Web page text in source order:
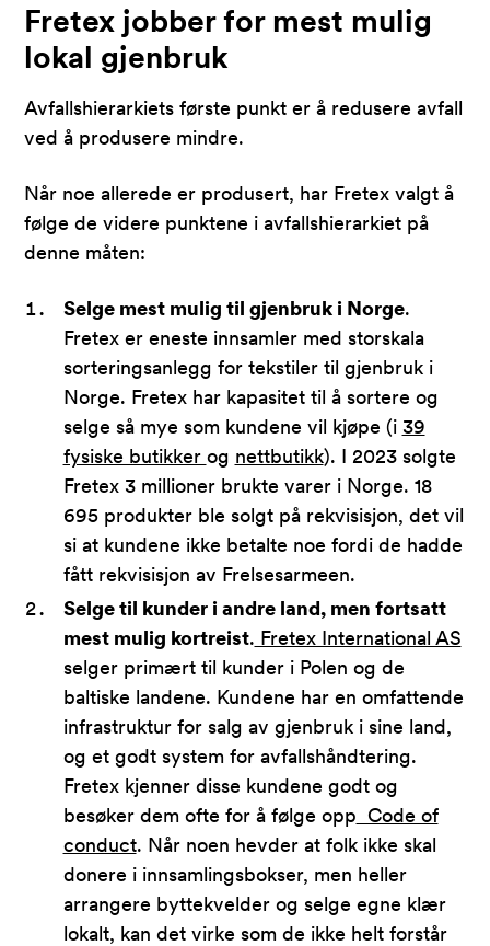
Fretex jobber for mest mulig
lokal gjenbruk
Avfallshierarkiets første punkt er å redusere avfall
ved å produsere mindre.
Når noe allerede er produsert, har Fretex valgt å
følge de videre punktene i avfallshierarkiet på
denne måten:
Selge mest mulig til gjenbruk i Norge.
Fretex er eneste innsamler med storskala
sorteringsanlegg for tekstiler til gjenbruk i
Norge. Fretex har kapasitet til å sortere og
selge så mye som kundene vil kjøpe (i 39
fysiske butikker og nettbutikk). I 2023 solgte
Fretex 3 millioner brukte varer i Norge. 18
695 produkter ble solgt på rekvisisjon, det vil
si at kundene ikke betalte noe fordi de hadde
fått rekvisisjon av Frelsesarmeen.
Selge til kunder i andre land, men fortsatt
mest mulig kortreist. Fretex International AS
selger primært til kunder i Polen og de
baltiske landene. Kundene har en omfattende
infrastruktur for salg av gjenbruk i sine land,
og et godt system for avfallshåndtering.
Fretex kjenner disse kundene godt og
besøker dem ofte for å følge opp Code of
conduct. Når noen hevder at folk ikke skal
donere i innsamlingsbokser, men heller
arrangere byttekvelder og selge egne klær
lokalt, kan det virke som de ikke helt forstår